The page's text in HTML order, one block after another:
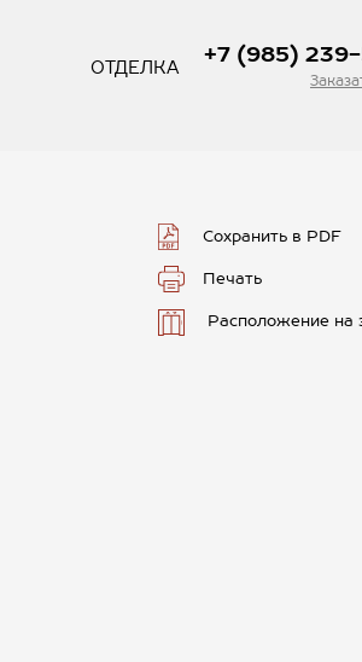
ОТДЕЛКА
+7 (985)
Сохранить в PDF
Печать
Расположение на